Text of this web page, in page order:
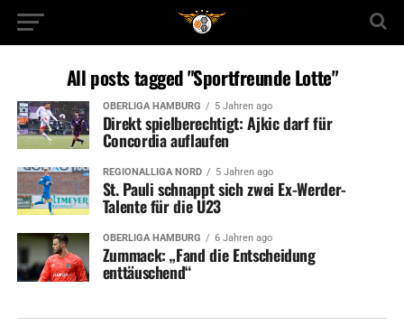
All posts tagged "Sportfreunde Lotte"
OBERLIGA HAMBURG 5 Jahren ago
Direkt spielberechtigt: Ajkic darf für
Concordia auflaufen
REGIONALLIGA NORD 5 Jahren ago
St. Pauli schnappt sich zwei Ex-Werder-
Talente für die U23
OBERLIGA HAMBURG 6 Jahren ago
Zummack: „Fand die Entscheidung
enttäuschend“